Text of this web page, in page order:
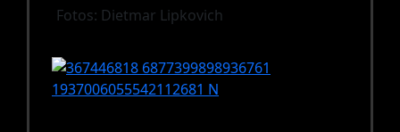
Fotos: Dietmar Lipkovich